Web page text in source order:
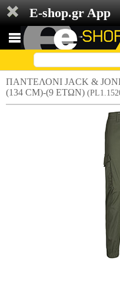
E-shop.gr App
ΠΑΝΤΕΛΟΝΙ JACK &
(134 CM)-(9 ΕΤΩΝ)